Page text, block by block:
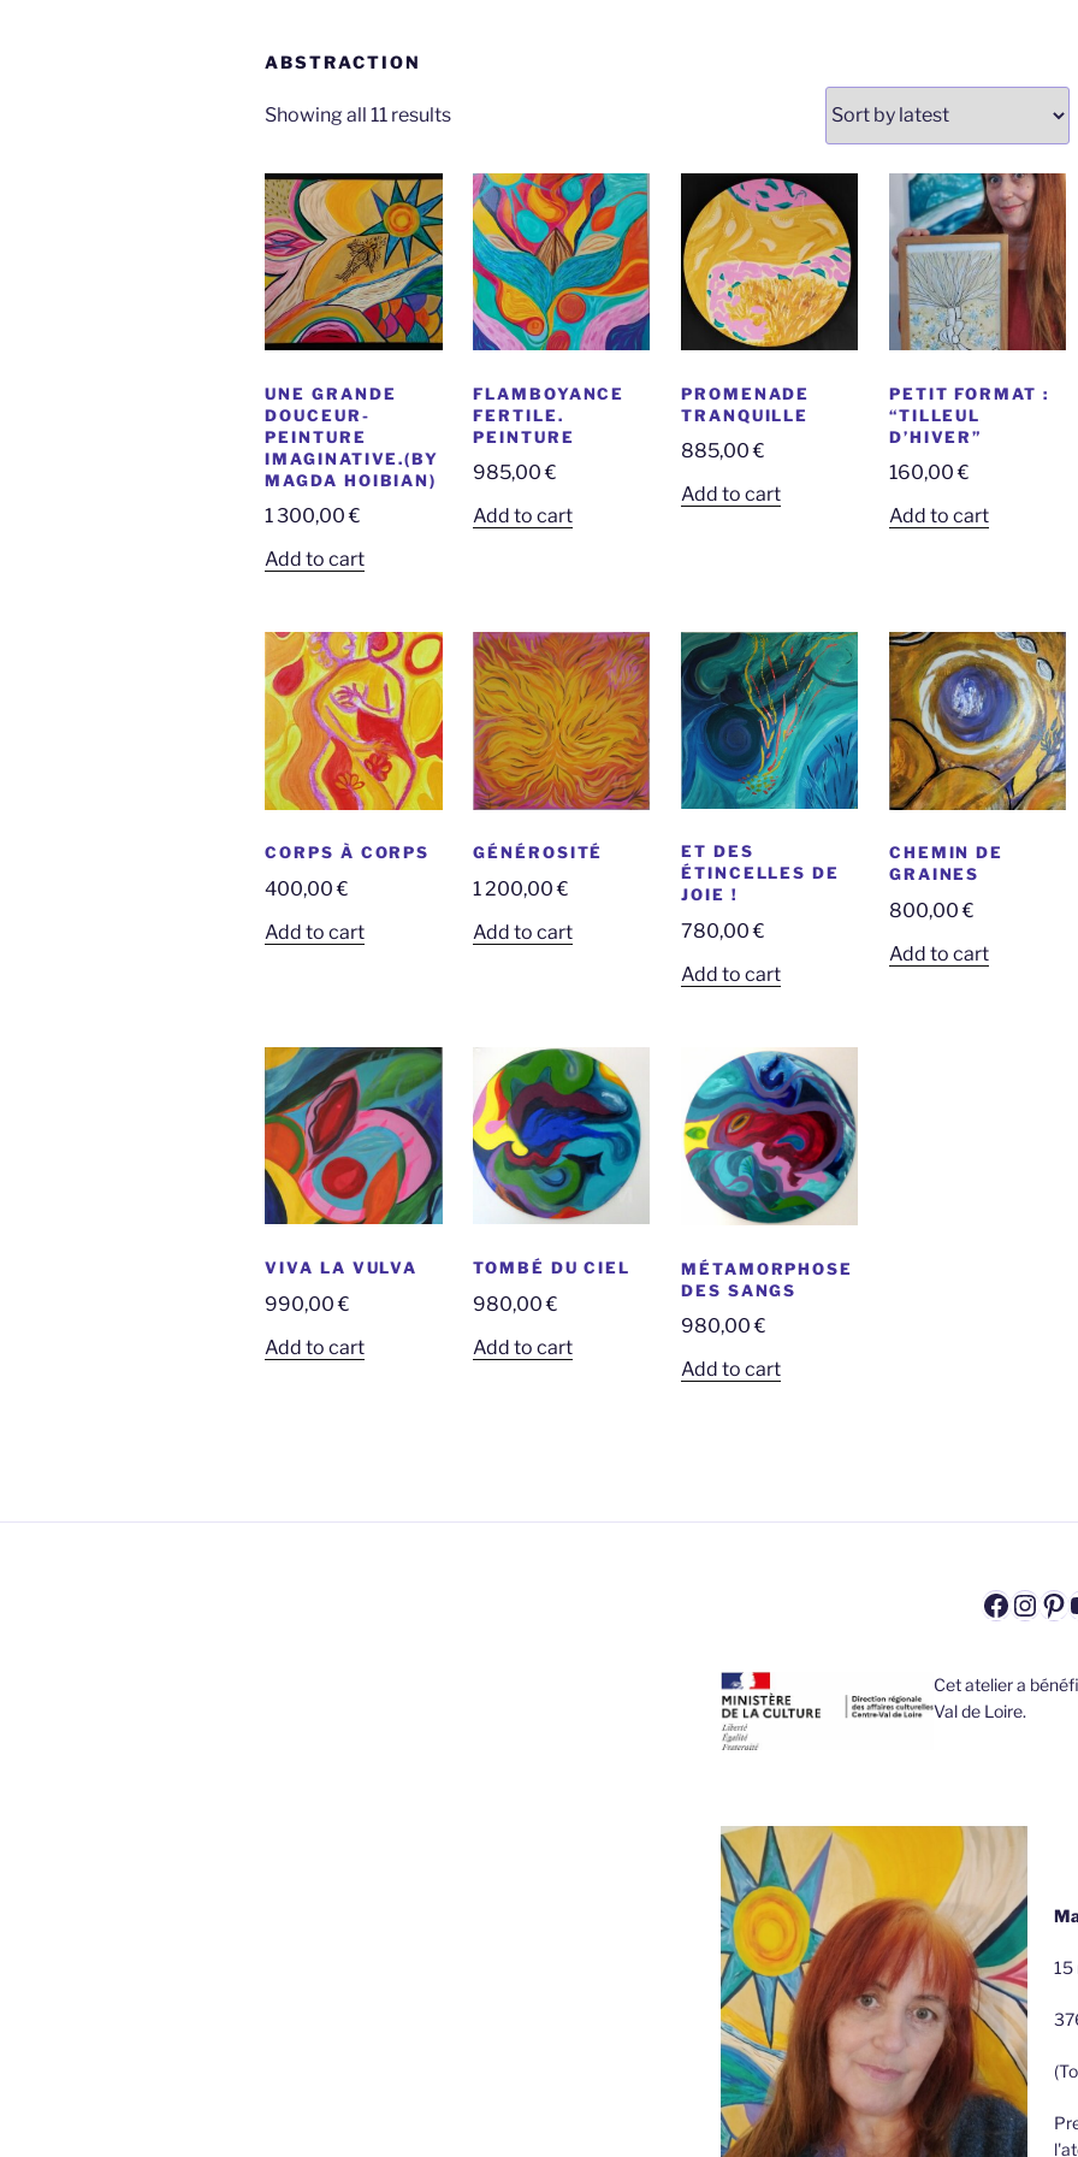
ABSTRACTION
Showing all 11 resultsSorted
latest
UNE GRANDE
DOUCEUR-
PEINTURE
IMAGINATIVE.(BY
MAGDA HOIBIAN)
1 300,00€
Add to cart
FLAMBOYANCE
FERTILE.
PEINTURE
985,00€
Add to cart
PROMENADE
TRANQUILLE
885,00€
Add to cart
PETIT FORMAT :
“TILLEUL
D’HIVER”
160,00€
Add to cart
CORPS À CORPS
400,00€
Add to cart
GÉNÉROSITÉ
1 200,00€
Add to cart
ET DES
ÉTINCELLES DE
JOIE !
780,00€
Add to cart
CHEMIN DE
GRAINES
800,00€
Add to cart
VIVA LA VULVA
990,00€
Add to cart
TOMBÉ DU CIEL
980,00€
Add to cart
MÉTAMORPHOSE
DES SANGS
980,00€
Add to cart
Cet atelier a
Val de Loire.
15